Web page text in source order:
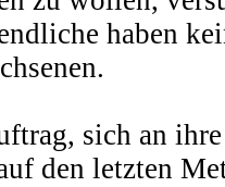
haben
sich an
den letzten